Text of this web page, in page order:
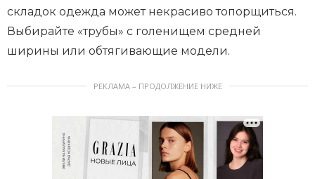
складок одежда может некрасиво топорщиться.
Выбирайте «трубы» с голенищем средней
ширины или обтягивающие модели.
РЕКЛАМА – ПРОДОЛЖЕНИЕ НИЖЕ